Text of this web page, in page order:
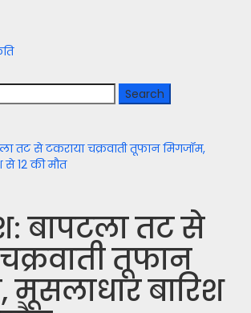
तट से टकराया चक्रवाती तूफान मिगजॉम,
से 12 की मौत
बापटला तट से
तूफान
मूसलाधार बारिश